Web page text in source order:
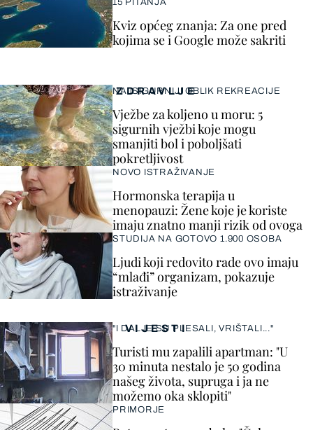
VIJESTI
"I DALJE SU PLESALI, VRIŠTALI..."
Turisti mu zapalili apartman: "U
30 minuta nestalo je 50 godina
našeg života, supruga i ja ne
možemo oka sklopiti"
PRIMORJE
ZDRAVLJE
NAJSIGURNIJI OBLIK REKREACIJE
Vježbe za koljeno u moru: 5
sigurnih vježbi koje mogu
smanjiti bol i poboljšati
pokretljivost
NOVO ISTRAŽIVANJE
Hormonska terapija u
menopauzi: Žene koje je koriste
imaju znatno manji rizik od ovoga
STUDIJA NA GOTOVO 1.900 OSOBA
Ljudi koji redovito rade ovo imaju
“mlađi” organizam, pokazuje
istraživanje
15 PITANJA
Kviz općeg znanja: Za one pred
kojima se i Google može sakriti